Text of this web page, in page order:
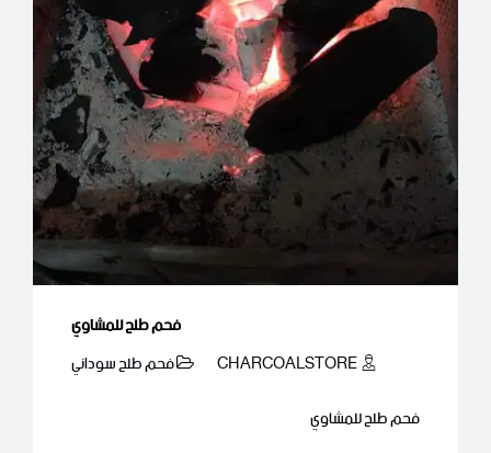
فحم طلح للمشاوي
CHARCOALSTORE
فحم طلح سوداني
فحم طلح للمشاوي